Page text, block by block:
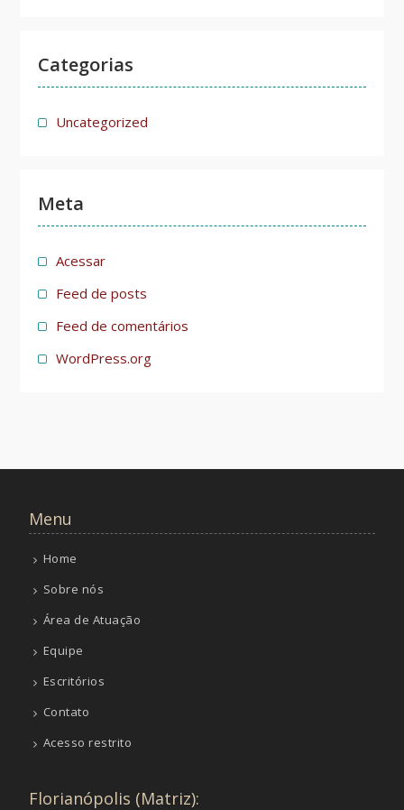
Categorias
Uncategorized
Meta
Acessar
Feed de posts
Feed de comentários
WordPress.org
Menu
Home
Sobre nós
Área de Atuação
Equipe
Escritórios
Contato
Acesso restrito
Florianópolis (Matriz):